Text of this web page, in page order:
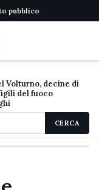
pubblico
Volturno, decine di
del fuoco
CERCA